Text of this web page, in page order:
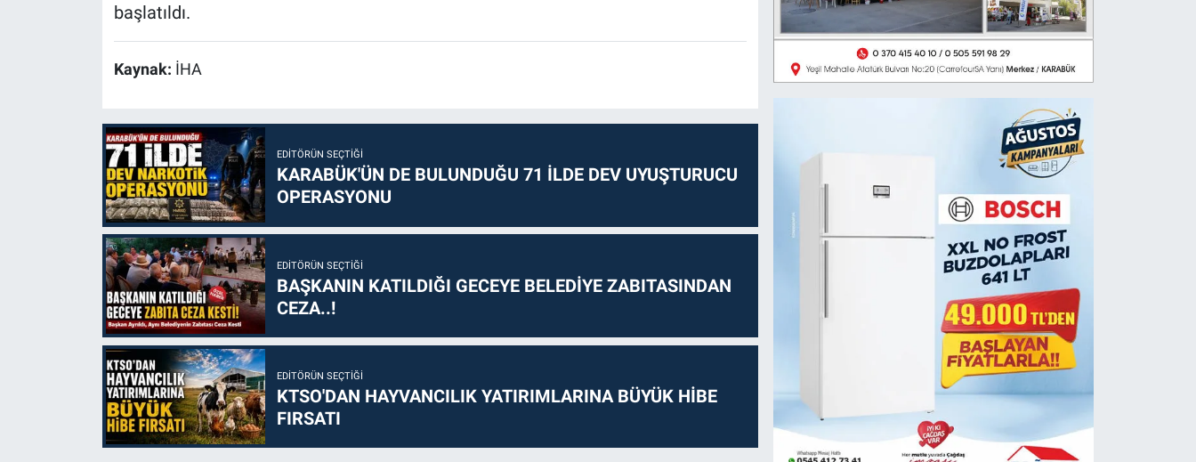
başlatıldı.
Kaynak: İHA
EDITÖRÜN SEÇTIĞI
KARABÜK'ÜN DE BULUNDUĞU 71 İLDE DEV UYUŞTURUCU
OPERASYONU
EDITÖRÜN SEÇTIĞI
BAŞKANIN KATILDIĞI GECEYE BELEDİYE ZABITASINDAN
CEZA..!
EDITÖRÜN SEÇTIĞI
KTSO'DAN HAYVANCILIK YATIRIMLARINA BÜYÜK HİBE
FIRSATI